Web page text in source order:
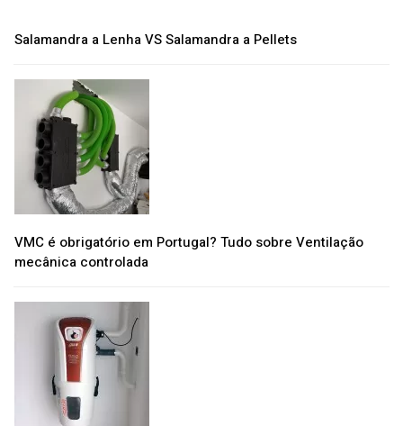
Salamandra a Lenha VS Salamandra a Pellets
VMC é obrigatório em Portugal? Tudo sobre Ventilação
mecânica controlada